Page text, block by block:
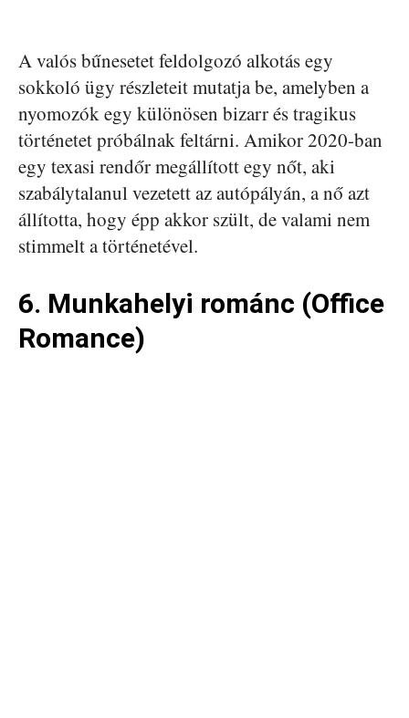
A valós bűnesetet feldolgozó alkotás egy
sokkoló ügy részleteit mutatja be, amelyben a
nyomozók egy különösen bizarr és tragikus
történetet próbálnak feltárni. Amikor 2020-ban
egy texasi rendőr megállított egy nőt, aki
szabálytalanul vezetett az autópályán, a nő azt
állította, hogy épp akkor szült, de valami nem
stimmelt a történetével.
6. Munkahelyi románc (Office
Romance)